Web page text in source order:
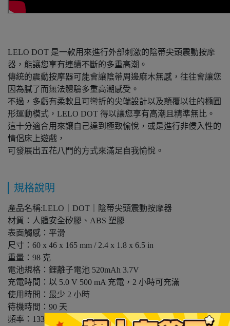
LELO DOT 是一款用來進行外部刺激的陰蒂尖頭震動按摩
器，能讓您享有連續不斷的多重高潮。
傳統的震動按摩器可能會讓陰蒂周邊麻木無感，往往會讓您
因為膩了而無法體驗多重高潮感受。
不過，多虧有柔軟且可彎折的尖端設計以及顛覆以往的橢圓
形運動模式，LELO DOT 得以讓您享有高潮且精準無比。
這十分適合用來讓自己達到極致愉悅，或是進行非侵入性的
情侶床上遊戲，
可發展出五花八門的方式來滿足自我愉悅。
規格說明
產品名稱:LELO｜DOT｜陰蒂尖頭震動按摩器
材質：人體安全矽膠、ABS 塑膠
表面觸感：平滑
尺寸：60 x 46 x 165 mm / 2.4 x 1.8 x 6.5 in
重量：98 克
電池規格：鋰離子電池 520mAh 3.7V
充電時間：以 5.0 V 500 mA 充電，2 小時可充滿
使用時間：最少 2 小時
待機時間：90 天
頻率：133 Hz